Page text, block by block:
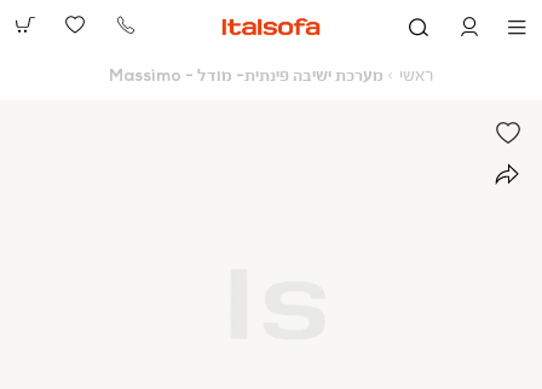
073-
ראשי ראשי
מערכת ישיבה פינתית- מודל - Massimo